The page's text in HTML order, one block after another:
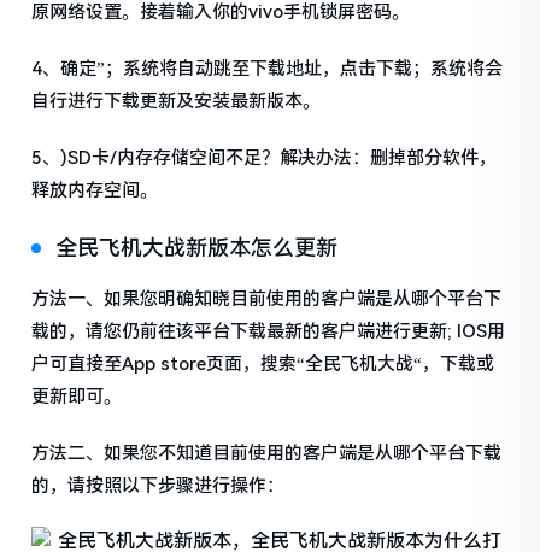
原网络设置。接着输入你的vivo手机锁屏密码。
4、确定”；系统将自动跳至下载地址，点击下载；系统将会
自行进行下载更新及安装最新版本。
5、)SD卡/内存存储空间不足？解决办法：删掉部分软件，
释放内存空间。
全民飞机大战新版本怎么更新
方法一、如果您明确知晓目前使用的客户端是从哪个平台下
载的，请您仍前往该平台下载最新的客户端进行更新; IOS用
户可直接至App store页面，搜索“全民飞机大战“，下载或
更新即可。
方法二、如果您不知道目前使用的客户端是从哪个平台下载
的，请按照以下步骤进行操作：